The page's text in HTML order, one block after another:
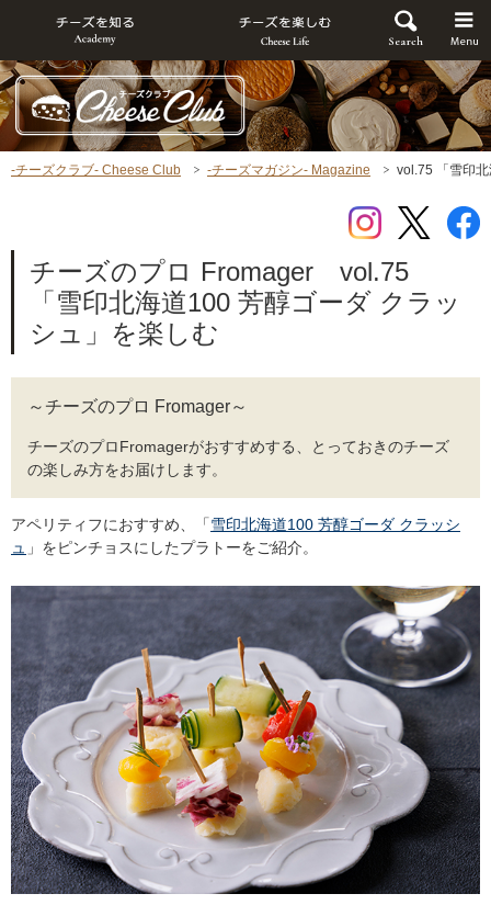
-チーズクラブ- Cheese Club -チーズマガジン- Magazine vol.75 「雪印
チーズのプロ Fromager vol.75
「雪印北海道100 芳醇ゴーダ クラッ
シュ」を楽しむ
～チーズのプロ Fromager～
チーズのプロFromagerがおすすめする、とっておきのチーズ
の楽しみ方をお届けします。
アペリティフにおすすめ、「雪印北海道100 芳醇ゴーダ クラッシ
ュ 」をピンチョスにしたプラトーをご紹介。